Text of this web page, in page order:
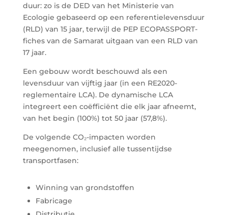
duur: zo is de DED van het Ministerie van
Ecologie gebaseerd op een referentielevensduur
(RLD) van 15 jaar, terwijl de PEP ECOPASSPORT-
fiches van de Samarat uitgaan van een RLD van
17 jaar.
Een gebouw wordt beschouwd als een
levensduur van vijftig jaar (in een RE2020-
reglementaire LCA). De dynamische LCA
integreert een coëfficiënt die elk jaar afneemt,
van het begin (100%) tot 50 jaar (57,8%).
De volgende CO₂-impacten worden
meegenomen, inclusief alle tussentijdse
transportfasen:
Winning van grondstoffen
Fabricage